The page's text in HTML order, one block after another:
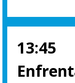
13:45